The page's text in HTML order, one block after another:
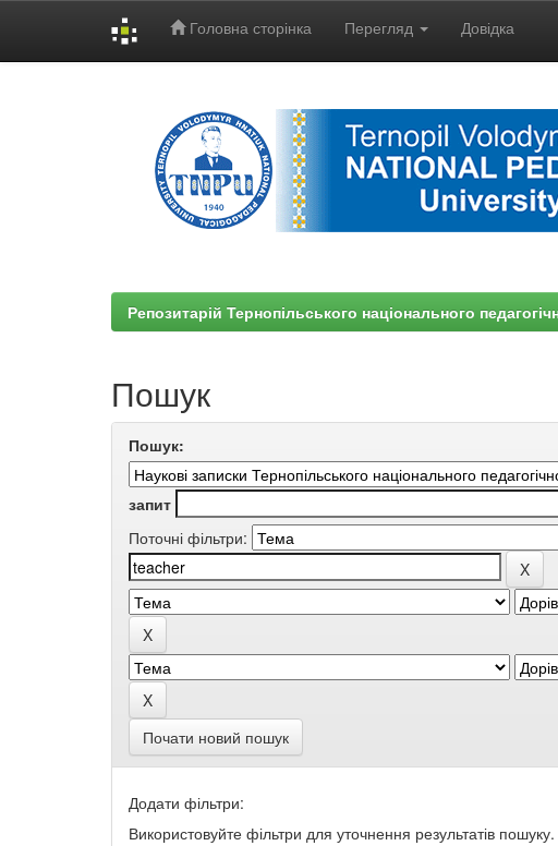
Головна сторінка Перегляд Довідка
Репозитарій Тернопільського національного
Пошук
Пошук:
запит
Поточні фільтри:
Почати новий пошук
Додати фільтри:
Використовуйте фільтри для уточнення результатів пошуку.